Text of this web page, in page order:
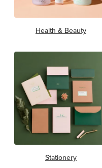
Health & Beauty
Stationery